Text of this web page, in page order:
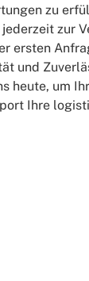
zu
jederzeit zur
ersten
und
heute, um
Ihre